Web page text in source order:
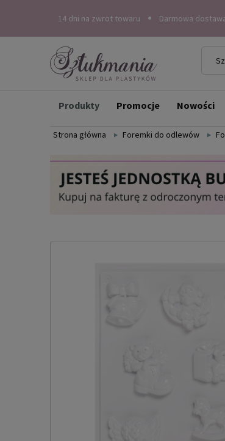
14 dni na zwrot towaru Darmowa
Produkty Promocje Nowości
Strona główna Foremki do odlewów